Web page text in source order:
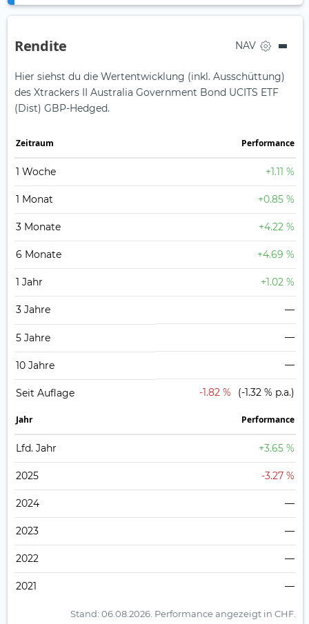
Rendite NAV
Hier siehst du die Wertentwicklung (inkl. Ausschüttung)
des Xtrackers II Australia Government Bond UCITS ETF
(Dist) GBP-Hedged.
Zeit­raum Perfor­mance
1 Woche +1.11 %
1 Monat +0.85 %
3 Monate +4.22 %
6 Monate +4.69 %
1 Jahr +1.02 %
3 Jahre —
5 Jahre —
10 Jahre —
Seit Auflage -1.82 % (-1.32 % p.a.)
Jahr Perfor­mance
Lfd. Jahr +3.65 %
2025 -3.27 %
2024 —
2023 —
2022 —
2021 —
Stand: 06.08.2026. Performance angezeigt in CHF.